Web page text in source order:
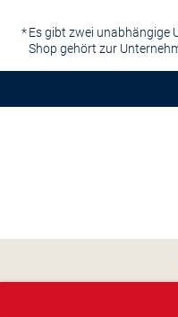
Es gibt zwei unabhängige
Shop gehört zur